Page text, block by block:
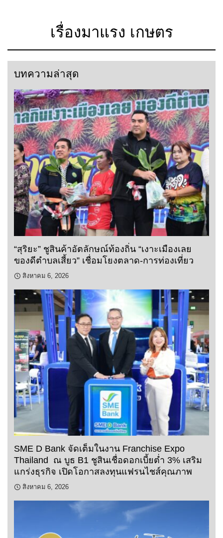
เรื่องมาแรง เกษตร
บทความล่าสุด
“สุริยะ” ชูสินค้าอัตลักษณ์ท้องถิ่น “เงาะเมืองเลย
ของดีตำบลเสี้ยว” เชื่อมโยงตลาด-การท่องเที่ยว
สิงหาคม 6, 2026
SME D Bank จัดเต็มในงาน Franchise Expo
Thailand ณ บูธ B1 ชูสินเชื่อดอกเบี้ยต่ำ 3% เสริม
แกร่งธุรกิจ เปิดโอกาสลงทุนแฟรนไชส์คุณภาพ
สิงหาคม 6, 2026